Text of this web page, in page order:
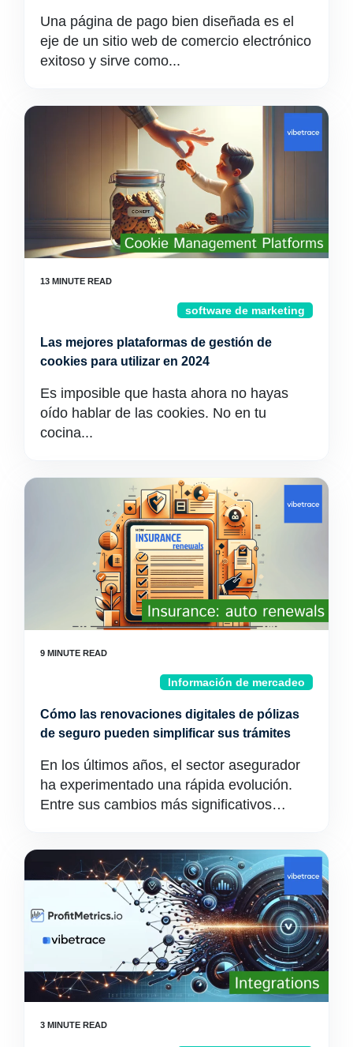
Una página de pago bien diseñada es el
eje de un sitio web de comercio electrónico
exitoso y sirve como...
software de marketing
Las mejores plataformas de gestión de
cookies para utilizar en 2024
Es imposible que hasta ahora no hayas
oído hablar de las cookies. No en tu
cocina...
Información de mercadeo
Cómo las renovaciones digitales de pólizas
de seguro pueden simplificar sus trámites
En los últimos años, el sector asegurador
ha experimentado una rápida evolución.
Entre sus cambios más significativos…